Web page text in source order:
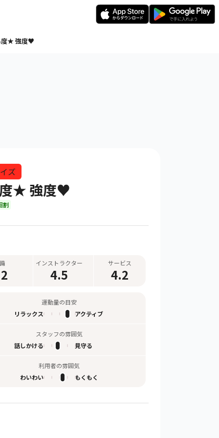
度★ 強度♥
ズ
度★ 強度♥
割
インストラクター
4.5
サービス
4.2
運動量の目安
リラックス
アクティブ
スタッフの雰囲気
話しかける
見守る
利用者の雰囲気
わいわい
もくもく